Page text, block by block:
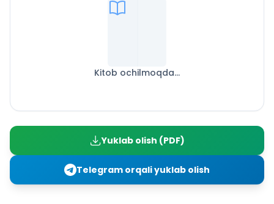
VII BOB. MUSBAT VA MANFIY SONLARNI KO‘PAYTIRISH VA
Ratsional sonlar haqida tushuncha. Ratsional sonlar
ustida bajariladigan amallar xossalari
Sodda hollarda natural sonlarning darajalari, qiymatlari
ratsional son bo‘lgan kvadrat ildizlarni hisoblash. Davriy
Kitob ochilmoqda...
Yuklab olish (PDF)
Telegram orqali yuklab olish